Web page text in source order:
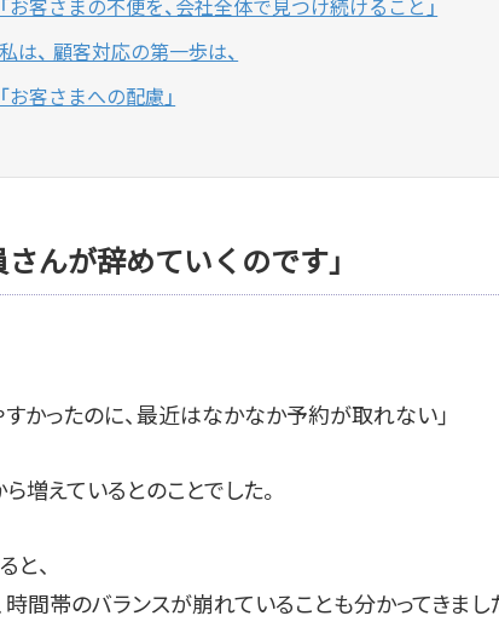
「お客さまの不便を、会社全体で見つけ続けること」
私は、 顧客対応の第一歩は、
「お客さまへの配慮」
さんが辞めていくのです」
かったのに、最近はなかなか予約が取れない」
増えているとのことでした。
と、
間帯のバランスが崩れていることも分かってきまし